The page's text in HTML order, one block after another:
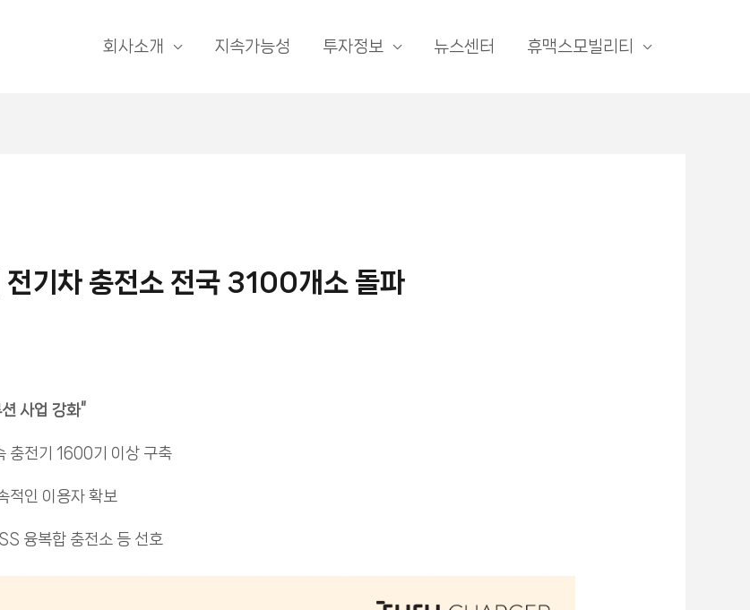
회사소개 지속가능성 투자정보 뉴스센터 휴맥스모빌리티
전기차 충전소 전국 3100개소 돌파
사업 강화”
충전기 1600기 이상 구축
적인 이용자 확보
융복합 충전소 등 선호